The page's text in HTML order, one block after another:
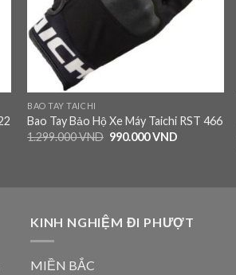
BAO TAY TAICHI
Bao Tay Bảo Hộ Xe Máy Taichi RST 466
1.299.000VND 990.000VND
KINH NGHIỆM ĐI PHƯỢT
MIỀN BẮC